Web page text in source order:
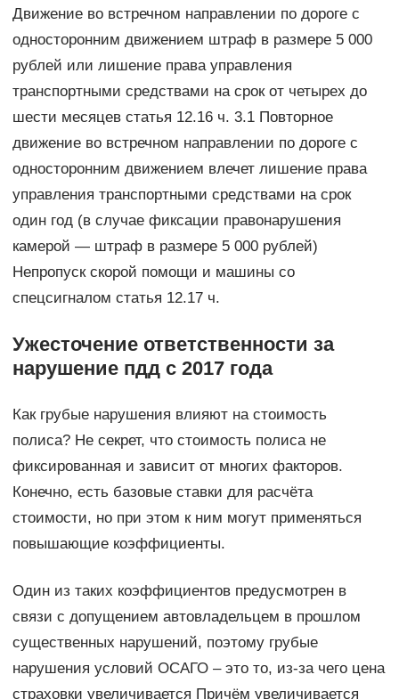
Движение во встречном направлении по дороге с
односторонним движением штраф в размере 5 000
рублей или лишение права управления
транспортными средствами на срок от четырех до
шести месяцев статья 12.16 ч. 3.1 Повторное
движение во встречном направлении по дороге с
односторонним движением влечет лишение права
управления транспортными средствами на срок
один год (в случае фиксации правонарушения
камерой — штраф в размере 5 000 рублей)
Непропуск скорой помощи и машины со
спецсигналом статья 12.17 ч.
Ужесточение ответственности за
нарушение пдд с 2017 года
Как грубые нарушения влияют на стоимость
полиса? Не секрет, что стоимость полиса не
фиксированная и зависит от многих факторов.
Конечно, есть базовые ставки для расчёта
стоимости, но при этом к ним могут применяться
повышающие коэффициенты.
Один из таких коэффициентов предусмотрен в
связи с допущением автовладельцем в прошлом
существенных нарушений, поэтому грубые
нарушения условий ОСАГО – это то, из-за чего цена
страховки увеличивается Причём увеличивается